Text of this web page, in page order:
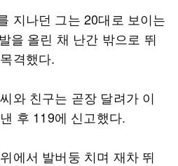
지나던 그는 20대로 보이는
을 올린 채 난간 밖으로 뛰
격했다.
와 친구는 곧장 달려가 이
후 119에 신고했다.
에서 발버둥 치며 재차 뛰